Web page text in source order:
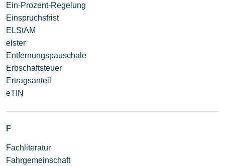
Ein-Prozent-Regelung
Einspruchsfrist
ELStAM
elster
Entfernungspauschale
Erbschaftsteuer
Ertragsanteil
eTIN
F
Fachliteratur
Fahrgemeinschaft